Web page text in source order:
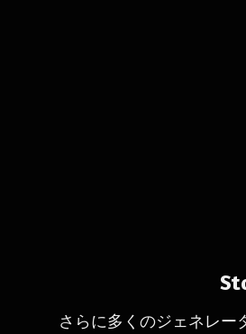
さらに多くのジェネレー